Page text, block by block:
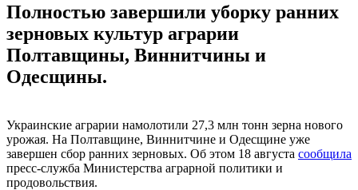
Полностью завершили уборку ранних
зерновых культур аграрии
Полтавщины, Виннитчины и
Одесщины.
Украинские аграрии намолотили 27,3 млн тонн зерна нового
урожая. На Полтавщине, Виннитчине и Одесщине уже
завершен сбор ранних зерновых. Об этом 18 августа сообщила
пресс-служба Министерства аграрной политики и
продовольствия.